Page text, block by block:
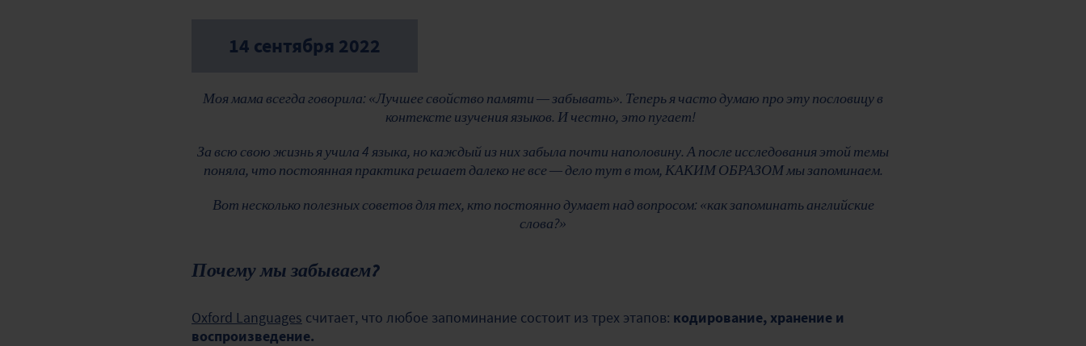
14 сентября 2022
Моя мама всегда говорила: «Лучшее свойство памяти — забывать». Теперь я часто думаю про эту пословицу в
контексте изучения языков. И честно, это пугает!
За всю свою жизнь я учила 4 языка, но каждый из них забыла почти наполовину. А после исследования этой темы
поняла, что постоянная практика решает далеко не все — дело тут в том, КАКИМ ОБРАЗОМ мы запоминаем.
Вот несколько полезных советов для тех, кто постоянно думает над вопросом: «как запоминать английские
слова?»
Почему мы забываем?
Oxford Languages считает, что любое запоминание состоит из трех этапов: кодирование, хранение и
воспроизведение.